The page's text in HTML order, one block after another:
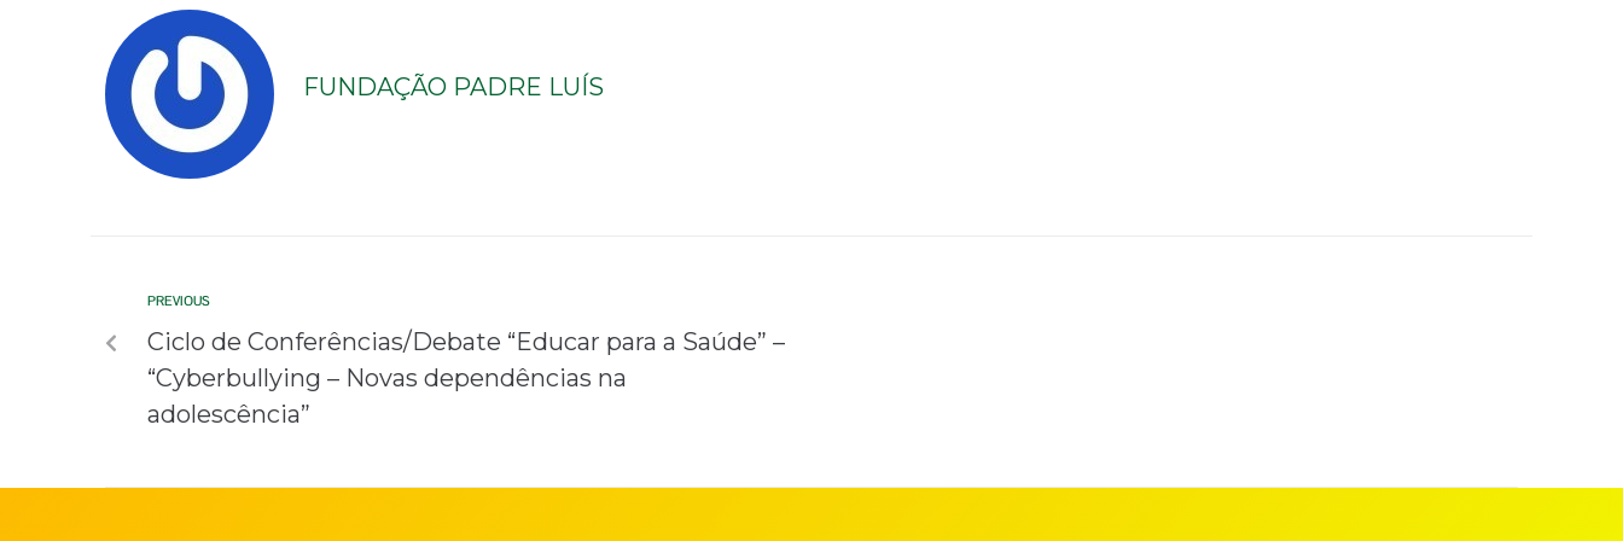
FUNDAÇÃO PADRE LUÍS
PREVIOUS
Ciclo de Conferências/Debate “Educar para a Saúde” –
“Cyberbullying – Novas dependências na
adolescência”